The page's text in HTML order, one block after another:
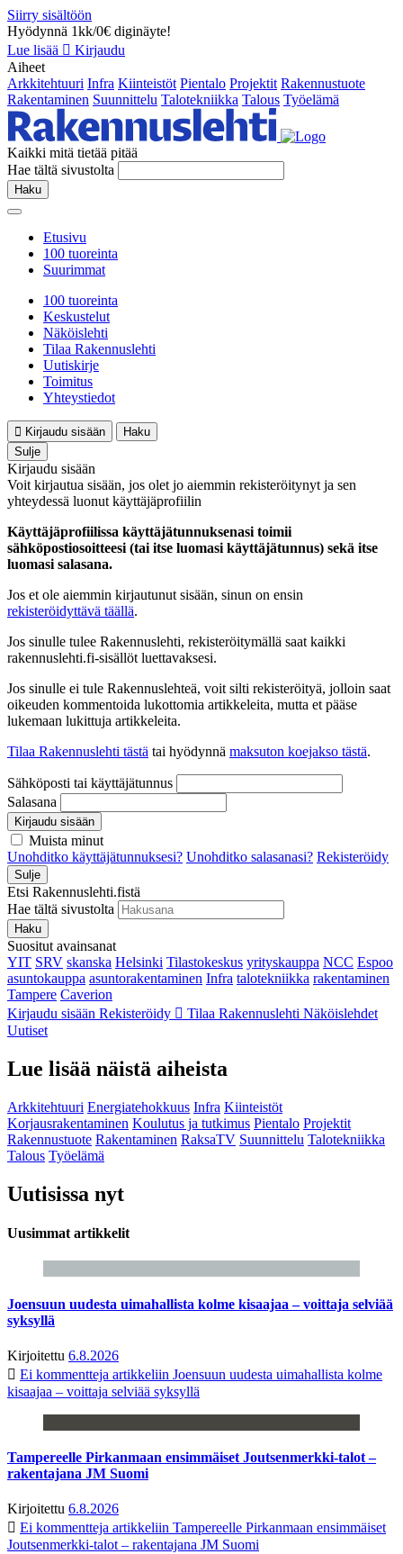
Siirry sisältöön
Hyödynnä 1kk/0€ diginäyte!
Lue lisää
Kirjaudu
Aiheet
Arkkitehtuuri Infra Kiinteistöt Pientalo Projektit Rakennustuote
Rakentaminen Suunnittelu Talotekniikka Talous Työelämä
Kaikki mitä tietää pitää
Hae tältä sivustolta
Haku
Etusivu
100 tuoreinta
Suurimmat
100 tuoreinta
Keskustelut
Näköislehti
Tilaa Rakennuslehti
Uutiskirje
Toimitus
Yhteystiedot
Kirjaudu sisään
Haku
Sulje
Kirjaudu sisään
Voit kirjautua sisään, jos olet jo aiemmin rekisteröitynyt ja sen
yhteydessä luonut käyttäjäprofiilin
Käyttäjäprofiilissa käyttäjätunnuksenasi toimii
sähköpostiosoitteesi (tai itse luomasi käyttäjätunnus) sekä itse
luomasi salasana.
Jos et ole aiemmin kirjautunut sisään, sinun on ensin
rekisteröidyttävä täällä.
Jos sinulle tulee Rakennuslehti, rekisteröitymällä saat kaikki
rakennuslehti.fi-sisällöt luettavaksesi.
Jos sinulle ei tule Rakennuslehteä, voit silti rekisteröityä, jolloin saat
oikeuden kommentoida lukottomia artikkeleita, mutta et pääse
lukemaan lukittuja artikkeleita.
Tilaa Rakennuslehti tästä tai hyödynnä maksuton koejakso tästä.
Sähköposti tai käyttäjätunnus
Salasana
Kirjaudu sisään
Muista minut
Unohditko käyttäjätunnuksesi? Unohditko salasanasi? Rekisteröidy
Sulje
Etsi Rakennuslehti.fistä
Hae tältä sivustolta
Haku
Suositut avainsanat
YIT SRV skanska Helsinki Tilastokeskus yrityskauppa NCC Espoo
asuntokauppa asuntorakentaminen Infra talotekniikka rakentaminen
Tampere Caverion
Kirjaudu sisään Rekisteröidy Tilaa Rakennuslehti Näköislehdet
Uutiset
Lue lisää näistä aiheista
Arkkitehtuuri Energiatehokkuus Infra Kiinteistöt
Korjausrakentaminen Koulutus ja tutkimus Pientalo Projektit
Rakennustuote Rakentaminen RaksaTV Suunnittelu Talotekniikka
Talous Työelämä
Uutisissa nyt
Uusimmat artikkelit
Joensuun uudesta uimahallista kolme kisaajaa – voittaja selviää
syksyllä
Kirjoitettu 6.8.2026
Ei kommentteja artikkeliin Joensuun uudesta uimahallista kolme
kisaajaa – voittaja selviää syksyllä
Tampereelle Pirkanmaan ensimmäiset Joutsenmerkki-talot –
rakentajana JM Suomi
Kirjoitettu 6.8.2026
Ei kommentteja artikkeliin Tampereelle Pirkanmaan ensimmäiset
Joutsenmerkki-talot – rakentajana JM Suomi